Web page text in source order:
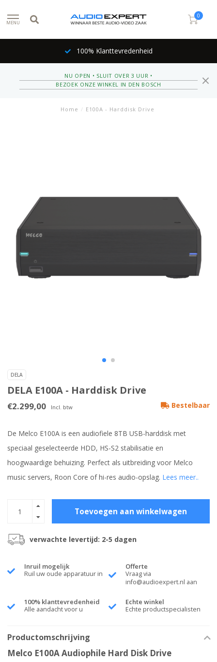
MENU
0
100% Klanttevredenheid
NU OPEN • SLUIT OVER 3 UUR •
BEZOEK ONZE WINKEL IN DEN BOSCH
Home / E100A - Harddisk Drive
DELA
DELA E100A - Harddisk Drive
€2.299,00 Incl. btw Bestelbaar
De Melco E100A is een audiofiele 8TB USB-harddisk met
speciaal geselecteerde HDD, HS-S2 stabilisatie en
hoogwaardige behuizing. Perfect als uitbreiding voor Melco
music servers, Roon Core of hi-res audio-opslag. Lees meer..
Toevoegen aan winkelwagen
verwachte levertijd: 2-5 dagen
Inruil mogelijk
Ruil uw oude apparatuur in
Offerte
Vraag via
info@audioexpert.nl aan
100% klanttevredenheid
Alle aandacht voor u
Echte winkel
Echte productspecialisten
Productomschrijving
Melco E100A Audiophile Hard Disk Drive